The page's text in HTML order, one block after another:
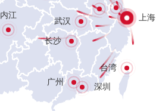
上海
内江
深圳
广州
长沙
武汉
台湾